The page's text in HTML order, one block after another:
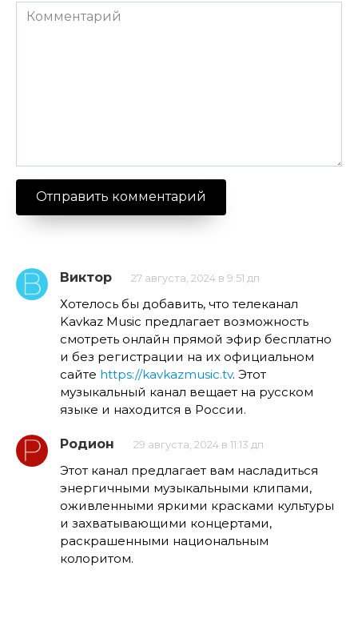
Комментарий
Виктор 27 августа, 2024 в 9:51 дп
Хотелось бы добавить, что телеканал
Kavkaz Music предлагает возможность
смотреть онлайн прямой эфир бесплатно
и без регистрации на их официальном
сайте https://kavkazmusic.tv. Этот
музыкальный канал вещает на русском
языке и находится в России.
Родион 29 августа, 2024 в 11:13 дп
Этот канал предлагает вам насладиться
энергичными музыкальными клипами,
оживленными яркими красками культуры
и захватывающими концертами,
раскрашенными национальным
колоритом.